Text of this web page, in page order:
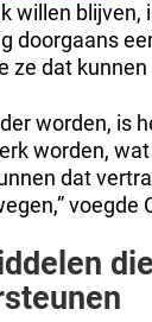
willen blijven,
doorgaans
ze dat kunnen
worden, is
worden,
dat
voegde